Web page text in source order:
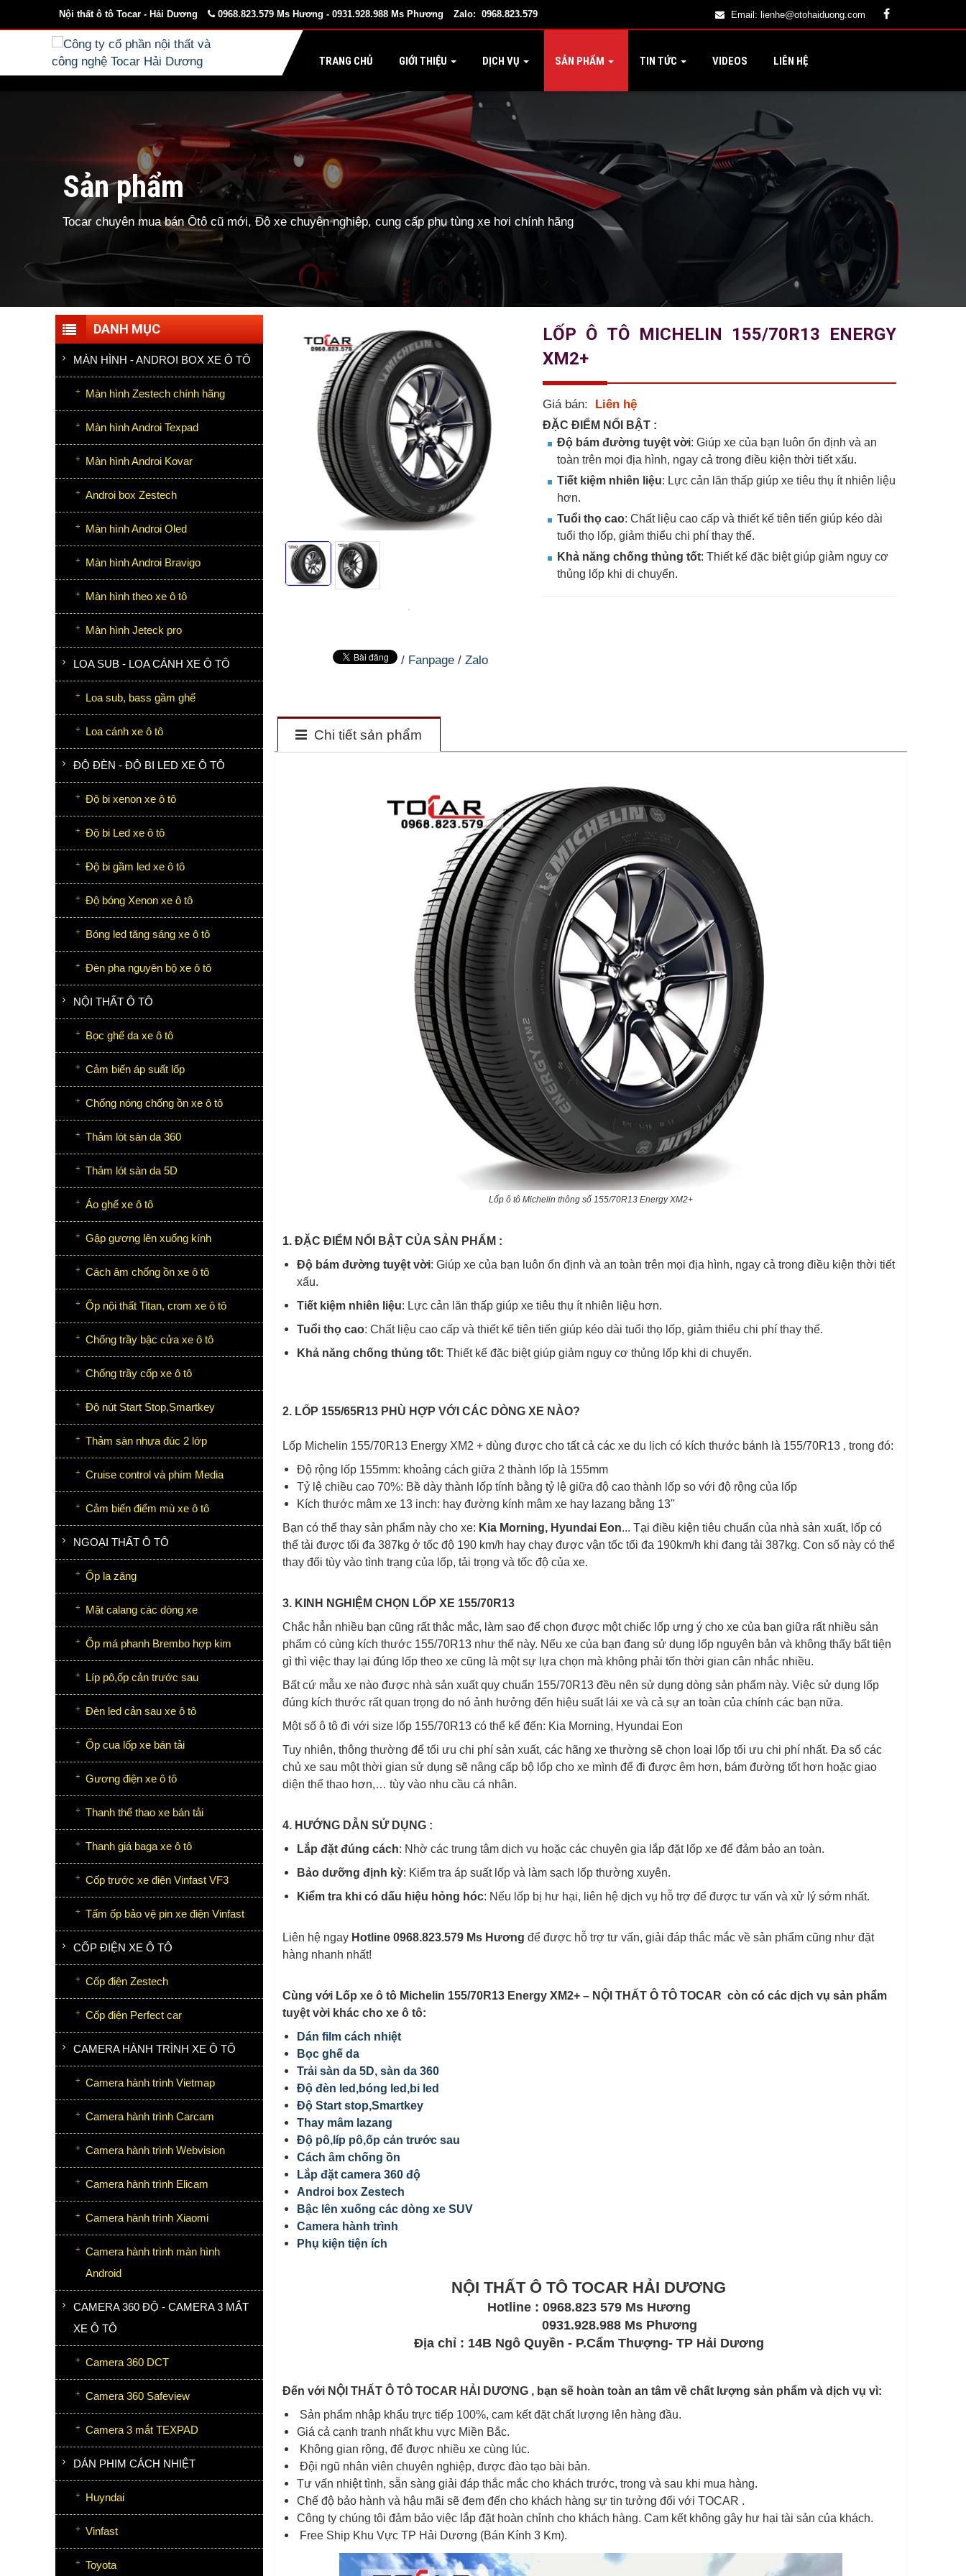
Email: lienhe@otohaiduong.com
Nội thất ô tô Tocar - Hải Dương 0968.823.579 Ms Hương - 0931.928.988 Ms Phương Zalo: 0968.823.579
TRANG CHỦ GIỚI THIỆU DỊCH VỤ SẢN PHẨM TIN TỨC VIDEOS LIÊN HỆ
Sản phẩm
Tocar chuyên mua bán Ôtô cũ mới, Độ xe chuyên nghiệp, cung cấp phụ tùng xe hơi chính hãng
/ Fanpage /Zalo
LỐP Ô TÔ MICHELIN 155/70R13 ENERGY
XM2+
Giá bán: Liên hệ
ĐẶC ĐIỂM NỔI BẬT :
Độ bám đường tuyệt vời: Giúp xe của bạn luôn ổn định và an
toàn trên mọi địa hình, ngay cả trong điều kiện thời tiết xấu.
Tiết kiệm nhiên liệu: Lực cản lăn thấp giúp xe tiêu thụ ít nhiên liệu
hơn.
Tuổi thọ cao: Chất liệu cao cấp và thiết kế tiên tiến giúp kéo dài
tuổi thọ lốp, giảm thiểu chi phí thay thế.
Khả năng chống thủng tốt: Thiết kế đặc biệt giúp giảm nguy cơ
thủng lốp khi di chuyển.
Chi tiết sản phẩm
Lốp ô tô Michelin thông số 155/70R13 Energy XM2+
1. ĐẶC ĐIỂM NỔI BẬT CỦA SẢN PHẨM :
Độ bám đường tuyệt vời: Giúp xe của bạn luôn ổn định và an toàn trên mọi địa hình, ngay cả trong điều kiện thời tiết
xấu.
Tiết kiệm nhiên liệu: Lực cản lăn thấp giúp xe tiêu thụ ít nhiên liệu hơn.
Tuổi thọ cao: Chất liệu cao cấp và thiết kế tiên tiến giúp kéo dài tuổi thọ lốp, giảm thiểu chi phí thay thế.
Khả năng chống thủng tốt: Thiết kế đặc biệt giúp giảm nguy cơ thủng lốp khi di chuyển.
2. LỐP 155/65R13 PHÙ HỢP VỚI CÁC DÒNG XE NÀO?
Lốp Michelin 155/70R13 Energy XM2 + dùng được cho tất cả các xe du lịch có kích thước bánh là 155/70R13 , trong đó:
Độ rộng lốp 155mm: khoảng cách giữa 2 thành lốp là 155mm
Tỷ lệ chiều cao 70%: Bề dày thành lốp tính bằng tỷ lệ giữa độ cao thành lốp so với độ rộng của lốp
Kích thước mâm xe 13 inch: hay đường kính mâm xe hay lazang bằng 13''
Bạn có thể thay sản phẩm này cho xe: Kia Morning, Hyundai Eon... Tại điều kiện tiêu chuẩn của nhà sản xuất, lốp có
thể tải được tối đa 387kg ở tốc độ 190 km/h hay chạy được vận tốc tối đa 190km/h khi đang tải 387kg. Con số này có thể
thay đổi tùy vào tình trạng của lốp, tải trọng và tốc độ của xe.
3. KINH NGHIỆM CHỌN LỐP XE 155/70R13
Chắc hẳn nhiều bạn cũng rất thắc mắc, làm sao để chọn được một chiếc lốp ưng ý cho xe của bạn giữa rất nhiều sản
phẩm có cùng kích thước 155/70R13 như thế này. Nếu xe của bạn đang sử dụng lốp nguyên bản và không thấy bất tiện
gì thì việc thay lại đúng lốp theo xe cũng là một sự lựa chọn mà không phải tốn thời gian cân nhắc nhiều.
Bất cứ mẫu xe nào được nhà sản xuất quy chuẩn 155/70R13 đều nên sử dụng dòng sản phẩm này. Việc sử dụng lốp
đúng kích thước rất quan trọng do nó ảnh hưởng đến hiệu suất lái xe và cả sự an toàn của chính các bạn nữa.
Một số ô tô đi với size lốp 155/70R13 có thể kể đến: Kia Morning, Hyundai Eon
Tuy nhiên, thông thường để tối ưu chi phí sản xuất, các hãng xe thường sẽ chọn loại lốp tối ưu chi phí nhất. Đa số các
chủ xe sau một thời gian sử dụng sẽ nâng cấp bộ lốp cho xe mình để đi được êm hơn, bám đường tốt hơn hoặc giao
diện thể thao hơn,… tùy vào nhu cầu cá nhân.
4. HƯỚNG DẪN SỬ DỤNG :
Lắp đặt đúng cách: Nhờ các trung tâm dịch vụ hoặc các chuyên gia lắp đặt lốp xe để đảm bảo an toàn.
Bảo dưỡng định kỳ: Kiểm tra áp suất lốp và làm sạch lốp thường xuyên.
Kiểm tra khi có dấu hiệu hỏng hóc: Nếu lốp bị hư hại, liên hệ dịch vụ hỗ trợ để được tư vấn và xử lý sớm nhất.
Liên hệ ngay Hotline 0968.823.579 Ms Hương để được hỗ trợ tư vấn, giải đáp thắc mắc về sản phẩm cũng như đặt
hàng nhanh nhất!
Cùng với Lốp xe ô tô Michelin 155/70R13 Energy XM2+ – NỘI THẤT Ô TÔ TOCAR còn có các dịch vụ sản phẩm
tuyệt vời khác cho xe ô tô:
Dán film cách nhiệt
Bọc ghế da
Trải sàn da 5D, sàn da 360
Độ đèn led,bóng led,bi led
Độ Start stop,Smartkey
Thay mâm lazang
Độ pô,líp pô,ốp cản trước sau
Cách âm chống ồn
Lắp đặt camera 360 độ
Androi box Zestech
Bậc lên xuống các dòng xe SUV
Camera hành trình
Phụ kiện tiện ích
NỘI THẤT Ô TÔ TOCAR HẢI DƯƠNG
Hotline : 0968.823 579 Ms Hương
0931.928.988 Ms Phương
Địa chỉ : 14B Ngô Quyền - P.Cẩm Thượng- TP Hải Dương
Đến với NỘI THẤT Ô TÔ TOCAR HẢI DƯƠNG , bạn sẽ hoàn toàn an tâm về chất lượng sản phẩm và dịch vụ vì:
Sản phẩm nhập khẩu trực tiếp 100%, cam kết đặt chất lượng lên hàng đầu.
Giá cả cạnh tranh nhất khu vực Miền Bắc.
Không gian rộng, để được nhiều xe cùng lúc.
Đội ngũ nhân viên chuyên nghiệp, được đào tạo bài bản.
Tư vấn nhiệt tình, sẵn sàng giải đáp thắc mắc cho khách trước, trong và sau khi mua hàng.
Chế độ bảo hành và hậu mãi sẽ đem đến cho khách hàng sự tin tưởng đối với TOCAR .
Công ty chúng tôi đảm bảo việc lắp đặt hoàn chỉnh cho khách hàng. Cam kết không gây hư hại tài sản của khách.
Free Ship Khu Vực TP Hải Dương (Bán Kính 3 Km).
DANH MỤC
MÀN HÌNH - ANDROI BOX XE Ô TÔ
Màn hình Zestech chính hãng
Màn hình Androi Texpad
Màn hình Androi Kovar
Androi box Zestech
Màn hình Androi Oled
Màn hình Androi Bravigo
Màn hình theo xe ô tô
Màn hình Jeteck pro
LOA SUB - LOA CÁNH XE Ô TÔ
Loa sub, bass gầm ghế
Loa cánh xe ô tô
ĐỘ ĐÈN - ĐỘ BI LED XE Ô TÔ
Độ bi xenon xe ô tô
Độ bi Led xe ô tô
Độ bi gầm led xe ô tô
Độ bóng Xenon xe ô tô
Bóng led tăng sáng xe ô tô
Đèn pha nguyên bộ xe ô tô
NỘI THẤT Ô TÔ
Bọc ghế da xe ô tô
Cảm biến áp suất lốp
Chống nóng chống ồn xe ô tô
Thảm lót sàn da 360
Thảm lót sàn da 5D
Áo ghế xe ô tô
Gập gương lên xuống kính
Cách âm chống ồn xe ô tô
Ốp nội thất Titan, crom xe ô tô
Chống trầy bậc cửa xe ô tô
Chống trầy cốp xe ô tô
Độ nút Start Stop,Smartkey
Thảm sàn nhựa đúc 2 lớp
Cruise control và phím Media
Cảm biến điểm mù xe ô tô
NGOẠI THẤT Ô TÔ
Ốp la zăng
Mặt calang các dòng xe
Ốp má phanh Brembo hợp kim
Líp pô,ốp cản trước sau
Đèn led cản sau xe ô tô
Ốp cua lốp xe bán tải
Gương điện xe ô tô
Thanh thể thao xe bán tải
Thanh giá baga xe ô tô
Cốp trước xe điện Vinfast VF3
Tấm ốp bảo vệ pin xe điện Vinfast
CỐP ĐIỆN XE Ô TÔ
Cốp điện Zestech
Cốp điện Perfect car
CAMERA HÀNH TRÌNH XE Ô TÔ
Camera hành trình Vietmap
Camera hành trình Carcam
Camera hành trình Webvision
Camera hành trình Elicam
Camera hành trình Xiaomi
Camera hành trình màn hình
Android
CAMERA 360 ĐỘ - CAMERA 3 MẮT
XE Ô TÔ
Camera 360 DCT
Camera 360 Safeview
Camera 3 mắt TEXPAD
DÁN PHIM CÁCH NHIỆT
Huyndai
Vinfast
Toyota